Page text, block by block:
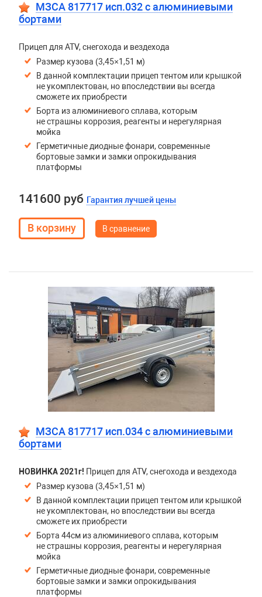
МЗСА 817717 исп.032 с алюминиевыми
бортами
Прицеп для ATV, снегохода и вездехода
Размер кузова (3,45×1,51 м)
В данной комплектации прицеп тентом или крышкой
не укомплектован, но впоследствии вы всегда
сможете их приобрести
Борта из алюминиевого сплава, которым
не страшны коррозия, реагенты и нерегулярная
мойка
Герметичные диодные фонари, современные
бортовые замки и замки опрокидывания
платформы
141600 руб Гарантия лучшей цены
В сравнение
МЗСА 817717 исп.034 с алюминиевыми
бортами
НОВИНКА 2021г! Прицеп для ATV, снегохода и вездехода
Размер кузова (3,45×1,51 м)
В данной комплектации прицеп тентом или крышкой
не укомплектован, но впоследствии вы всегда
сможете их приобрести
Борта 44см из алюминиевого сплава, которым
не страшны коррозия, реагенты и нерегулярная
мойка
Герметичные диодные фонари, современные
бортовые замки и замки опрокидывания
платформы